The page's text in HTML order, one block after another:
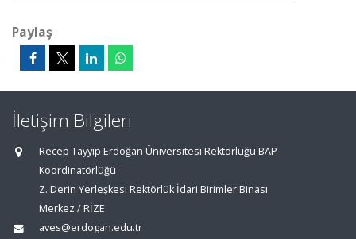
Paylaş
İletişim Bilgileri
Recep Tayyip Erdoğan Üniversitesi Rektörlüğü BAP
Koordinatörlüğü
Z. Derin Yerleşkesi Rektörlük İdari Birimler Binası
Merkez / RİZE
aves@erdogan.edu.tr